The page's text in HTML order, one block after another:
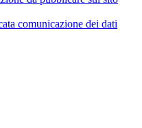
comunicazione dei dati